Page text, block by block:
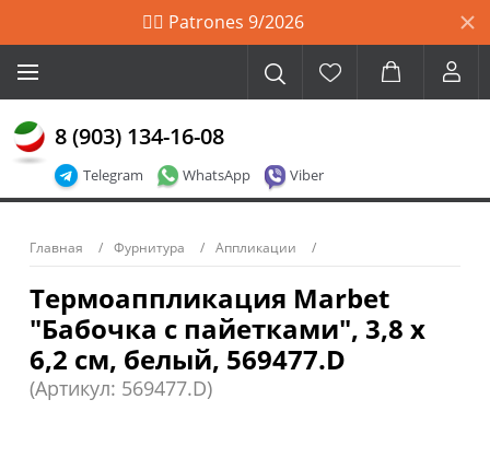
🙋‍♀️ Patrones 9/2026
Telegram WhatsApp Viber
8 (903) 134-16-08
Главная Фурнитура Аппликации
Термоаппликация Marbet
"Бабочка с пайетками", 3,8 х
6,2 см, белый, 569477.D
(Артикул: 569477.D)